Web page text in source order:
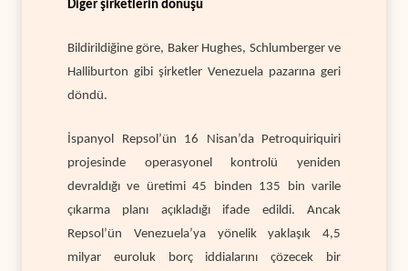
Diğer şirketlerin dönüşü
Bildirildiğine göre, Baker Hughes, Schlumberger ve
Halliburton gibi şirketler Venezuela pazarına geri
döndü.
İspanyol Repsol’ün 16 Nisan’da Petroquiriquiri
projesinde operasyonel kontrolü yeniden
devraldığı ve üretimi 45 binden 135 bin varile
çıkarma planı açıkladığı ifade edildi. Ancak
Repsol’ün Venezuela’ya yönelik yaklaşık 4,5
milyar euroluk borç iddialarını çözecek bir